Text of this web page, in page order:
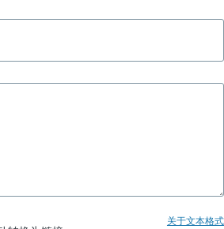
容
啊。
关于文本格式